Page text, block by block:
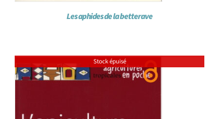
Les aphides de la betterave
Stock épuisé